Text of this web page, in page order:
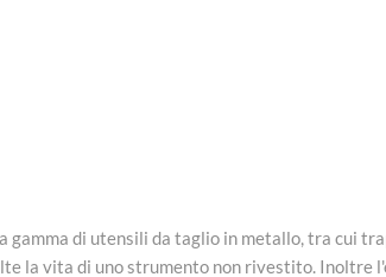
di utensili da taglio in metallo, tra cui
la vita di uno strumento non rivestito. Inoltre